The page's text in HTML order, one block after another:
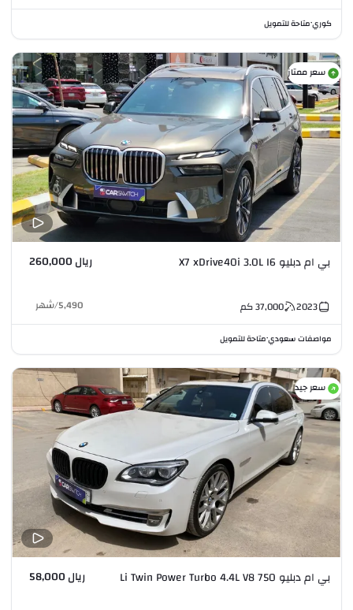
كوري•متاحة للتمويل
سعر ممتاز
بي ام دبليو X7 xDrive40i 3.0L I6 ريال 260,000
2023
37,000كم 5,490
/شهر
مواصفات سعودي•متاحة للتمويل
سعر جيد
بي ام دبليو 750 Li Twin Power Turbo 4.4L V8 ريال 58,000